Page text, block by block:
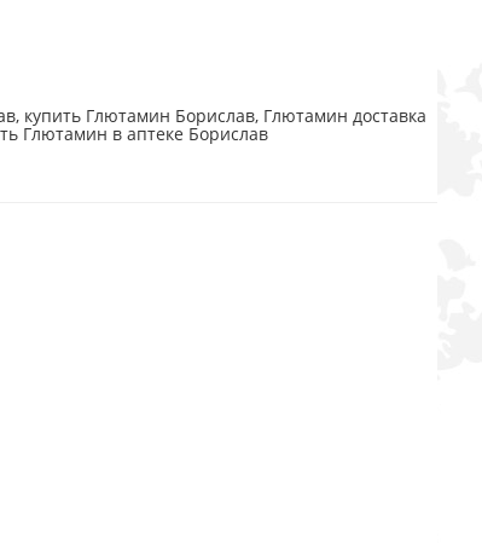
купить Глютамин Борислав, Глютамин доставка
Глютамин в аптеке Борислав